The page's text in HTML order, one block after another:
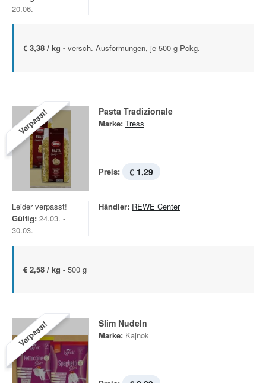
20.06.
€ 3,38 / kg - versch. Ausformungen, je 500-g-Pckg.
Verpasst! Pasta Tradizionale
Marke: Tress
Preis: € 1,29
Leider verpasst!
Gültig: 24.03. -
30.03.
Händler: REWE Center
€ 2,58 / kg - 500 g
Verpasst! Slim Nudeln
Marke: Kajnok